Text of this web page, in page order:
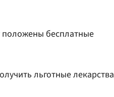
положены бесплатные
льготные лекарства